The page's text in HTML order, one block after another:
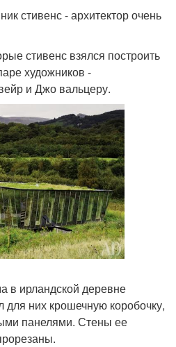
стивенс - архитектор очень
стивенс взялся построить
художников -
и Джо вальцеру.
в ирландской деревне
для них крошечную коробочку,
панелями. Стены ее